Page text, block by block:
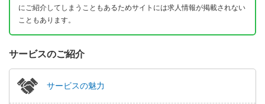
にご紹介してしまうこともあるためサイトには求人情報が掲載されない
こともあります。
サービスのご紹介
サービスの魅力